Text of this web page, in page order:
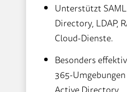
Unterstützt
Directory, LDAP,
Cloud-Dienste.
Besonders
365-